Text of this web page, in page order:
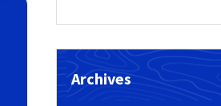
Archives